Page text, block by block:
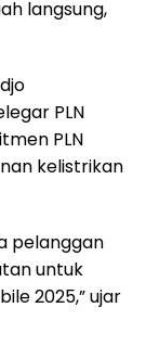
langsung,
PLN
PLN
kelistrikan
pelanggan
untuk
2025,” ujar